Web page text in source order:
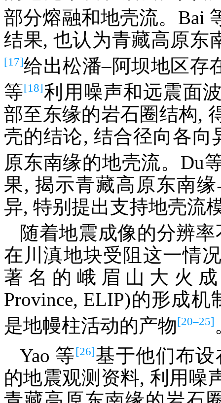
部分熔融和地壳流。Bai
结果, 也认为青藏高原东
[17]给出松潘–阿坝地区存
等[18]利用噪声和远震面
部至东缘的岩石圈结构,
壳的结论, 结合径向各
原东南缘的地壳流。Du
果, 揭示青藏高原东南
异, 特别提出支持地壳流
随着地震成像的分辨
在川滇地块受阻这一情
著名的峨眉山大火成
Province, ELIP)的形成
是地幔柱活动的产物[20–25]
Yao 等[26]基于他们布
的地震观测资料, 利用噪